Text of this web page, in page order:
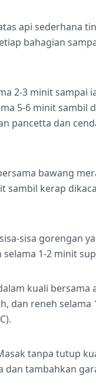
api sederhana
bahagian
2-3 minit sampai
5-6 minit sambil
pancetta dan
bawang
sambil kerap
sisa gorengan
1-2 minit
kuali
dan reneh selama
tanpa tutup
dan tambahkan